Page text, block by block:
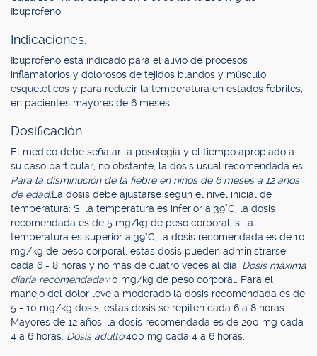
Ibuprofeno.
Indicaciones.
Ibuprofeno está indicado para el alivio de procesos
inflamatorios y dolorosos de tejidos blandos y músculo
esqueléticos y para reducir la temperatura en estados febriles,
en pacientes mayores de 6 meses.
Dosificación.
El médico debe señalar la posología y el tiempo apropiado a
su caso particular, no obstante, la dosis usual recomendada es:
Para la disminución de la fiebre en niños de 6 meses a 12 años
de edad:La dosis debe ajustarse según el nivel inicial de
temperatura: Si la temperatura es inferior a 39°C, la dosis
recomendada es de 5 mg/kg de peso corporal; si la
temperatura es superior a 39°C, la dosis recomendada es de 10
mg/kg de peso corporal, estas dosis pueden administrarse
cada 6 - 8 horas y no más de cuatro veces al día. Dosis máxima
diaria recomendada:40 mg/kg de peso corporal. Para el
manejo del dolor leve a moderado la dosis recomendada es de
5 - 10 mg/kg dosis, estas dosis se repiten cada 6 a 8 horas.
Mayores de 12 años: la dosis recomendada es de 200 mg cada
4 a 6 horas. Dosis adulto:400 mg cada 4 a 6 horas.